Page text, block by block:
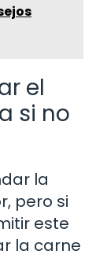
el
si no
la
pero si
este
la carne